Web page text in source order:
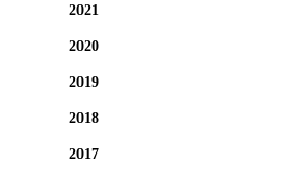
2021
2020
2019
2018
2017